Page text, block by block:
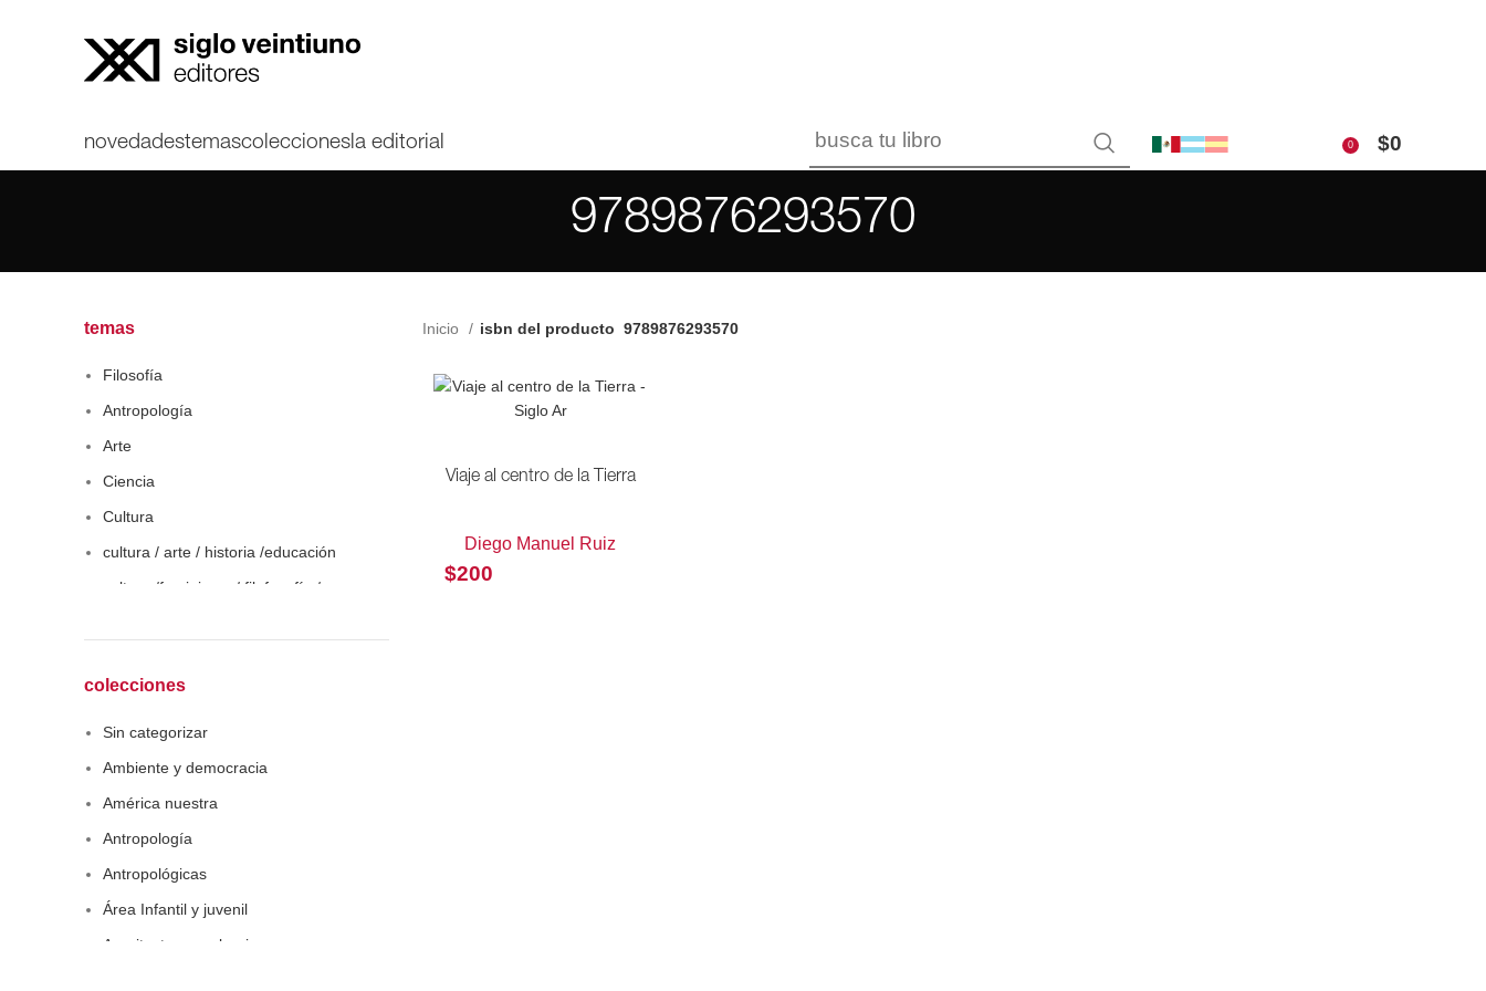
novedadestemascolecciones la editorial 0 $0
9789876293570
temas
Filosofía
Antropología
Arte
Ciencia
Cultura
cultura / arte / historia /educación
cultura /feminismo / filofosofía /
Economía
colecciones
Sin categorizar
Ambiente y democracia
América nuestra
Antropología
Antropológicas
Área Infantil y juvenil
Arquitectura y urbanismo
Inicio isbn del producto 9789876293570
Viaje al centro de la Tierra
Diego Manuel Ruiz
$200